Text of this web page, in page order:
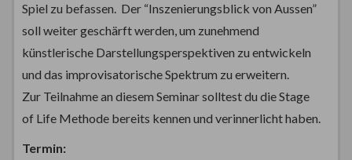
Spiel zu befassen. Der “Inszenierungsblick von Aussen”
soll weiter geschärft werden, um zunehmend
künstlerische Darstellungsperspektiven zu entwickeln
und das improvisatorische Spektrum zu erweitern.
Zur Teilnahme an diesem Seminar solltest du die Stage
of Life Methode bereits kennen und verinnerlicht haben.
Termin: